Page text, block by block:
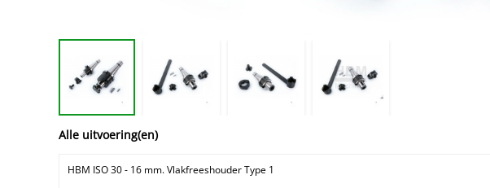
Alle uitvoering(en)
HBM ISO 30 - 16 mm. Vlakfreeshouder Type 1